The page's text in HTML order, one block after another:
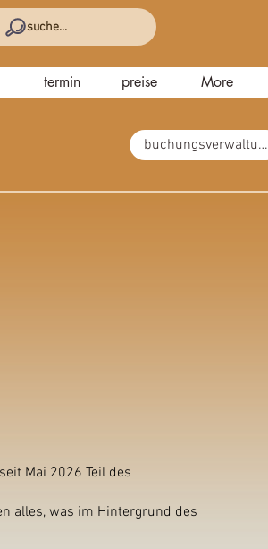
suche...
termin preise More
buchungsverwaltung
Mai 2026 Teil des
alles, was im Hintergrund des